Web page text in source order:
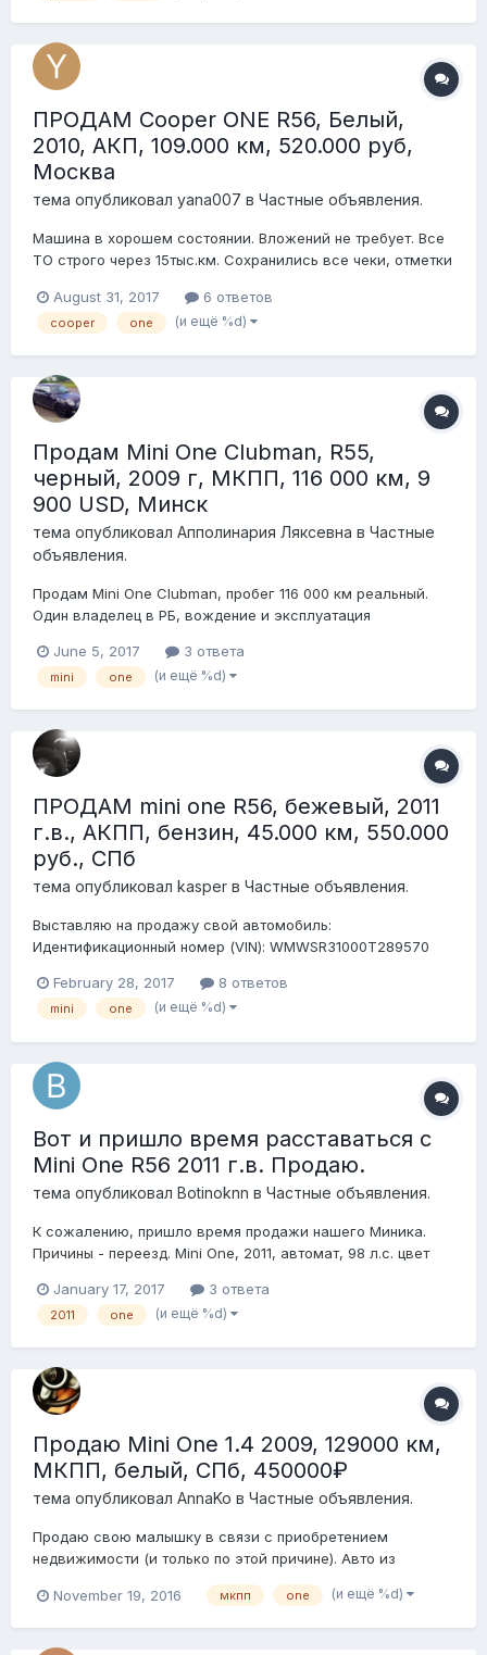
ПРОДАМ Cooper ONE R56, Белый,
2010, АКП, 109.000 км, 520.000 руб,
Москва
тема опубликовал yana007 в Частные объявления.
Машина в хорошем состоянии. Вложений не требует. Все
ТО строго через 15тыс.км. Сохранились все чеки, отметки
была. Резина на дисках, новая runflat. Кожаный руль.Была
"неудачная парковка" газели, в результате которой
August 31, 2017 6 ответов
cooper one (и ещё %d)
Продам Mini One Clubman, R55,
черный, 2009 г, МКПП, 116 000 км, 9
900 USD, Минск
тема опубликовал Апполинария Ляксевна в Частные
объявления.
Продам Mini One Clubman, пробег 116 000 км реальный.
Один владелец в РБ, вождение и эксплуатация
проходила диагностику у офиц.дилера (в АЦ
Байернкрафт), есть все заключения - по машине вопросов
June 5, 2017 3 ответа
mini one (и ещё %d)
ПРОДАМ mini one R56, бежевый, 2011
г.в., АКПП, бензин, 45.000 км, 550.000
руб., СПб
тема опубликовал kasper в Частные объявления.
Выставляю на продажу свой автомобиль:
Идентификационный номер (VIN): WMWSR31000T289570
MINI ONE Год изготовления ТС: 2011 Мощность двигателя,
л. с. (кВт): 98 л.с. 72 кВт Организация - изготовитель ТС
February 28, 2017 8 ответов
mini one (и ещё %d)
Вот и пришло время расставаться с
Mini One R56 2011 г.в. Продаю.
тема опубликовал Botinoknn в Частные объявления.
К сожалению, пришло время продажи нашего Миника.
Причины - переезд. Mini One, 2011, автомат, 98 л.с. цвет
начале 2016 года, до этого ездил друг (он был вторым
хозяином, я третий). Все ТО проходились, колодки
January 17, 2017 3 ответа
2011 one (и ещё %d)
Продаю Mini One 1.4 2009, 129000 км,
МКПП, белый, СПб, 450000₽
тема опубликовал AnnaKo в Частные объявления.
Продаю свою малышку в связи с приобретением
недвижимости (и только по этой причине). Авто из
ПТС оригинал, растаможена тоже на меня. Без ДТП
крышки багажника, задние крылья над арками,...
November 19, 2016 мкпп one (и ещё %d)